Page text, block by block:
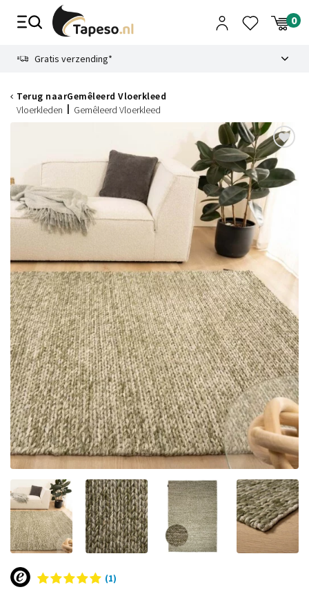
Gratis verzending*
Terug naarGemêleerd Vloerkleed
Vloerkleden
Gemêleerd Vloerkleed
(1)